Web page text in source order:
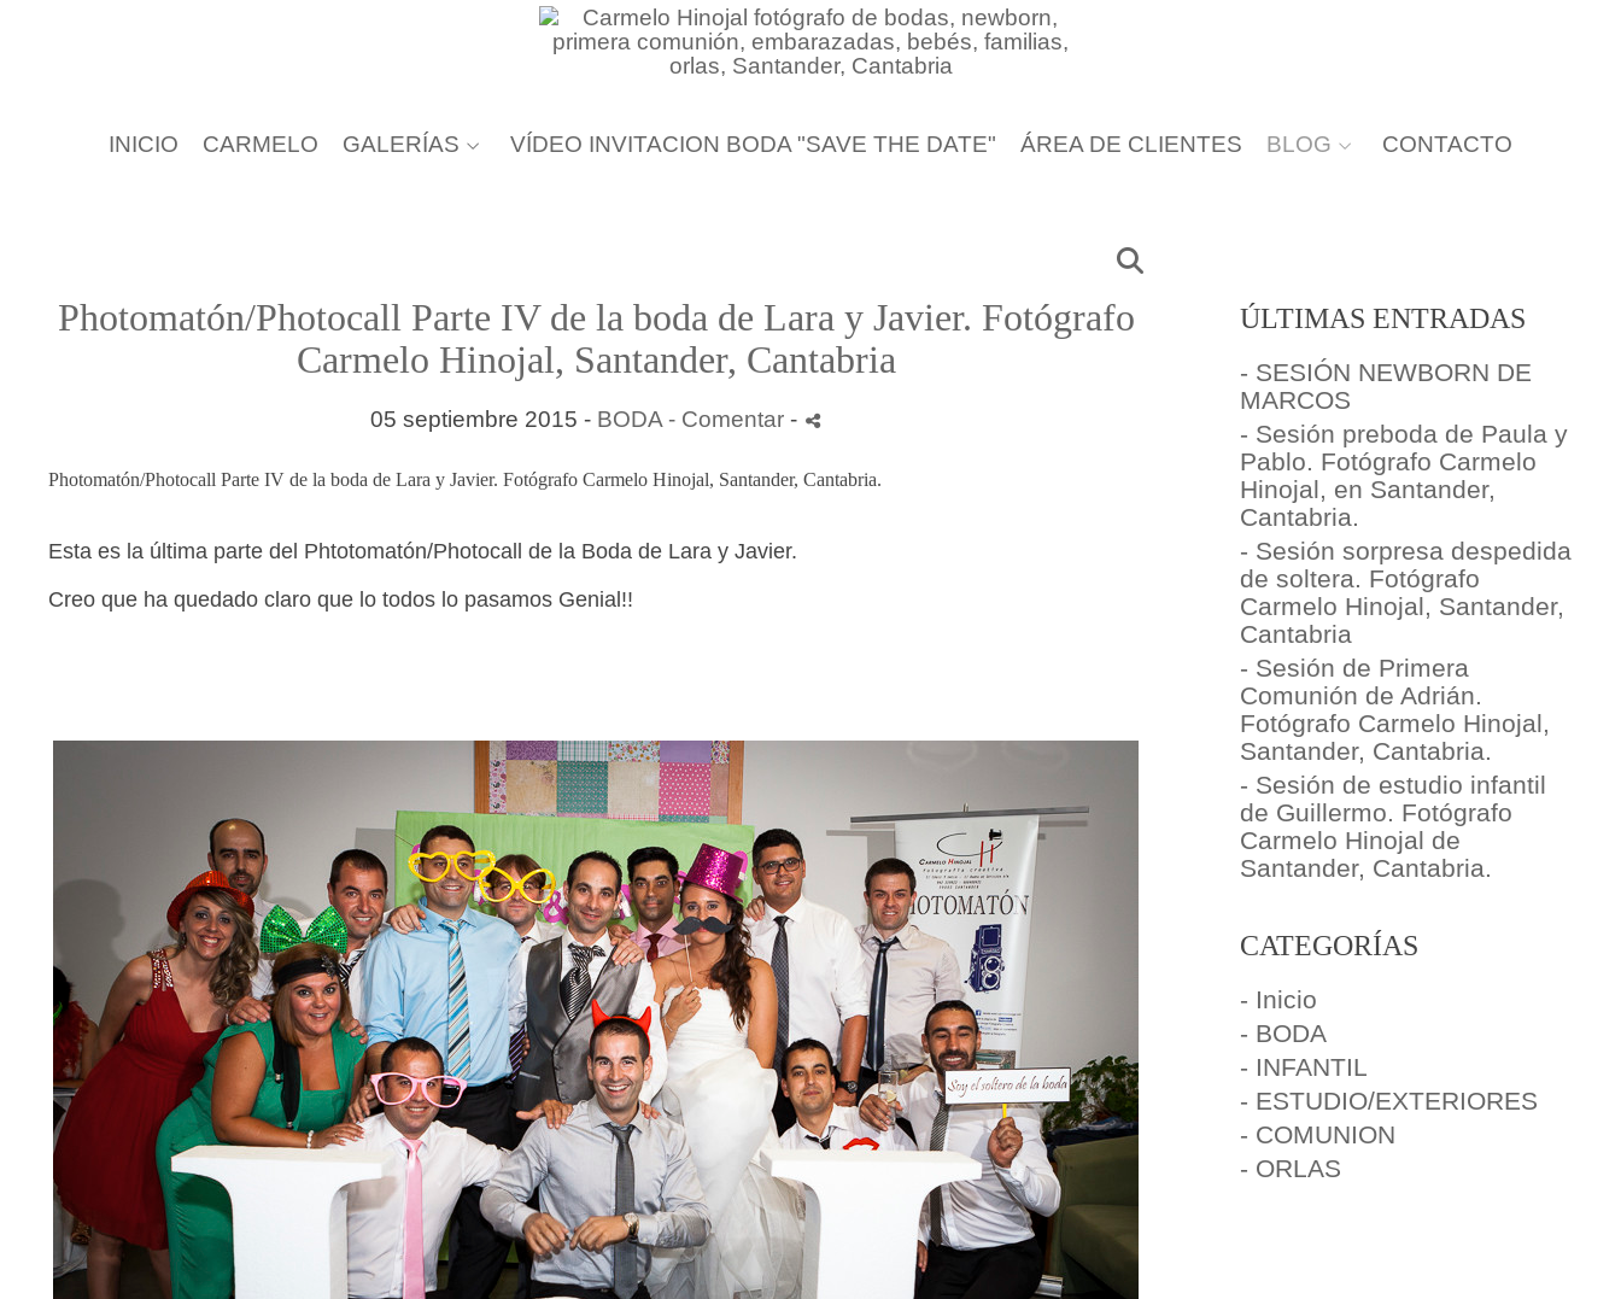
INICIO CARMELO GALERÍAS VÍDEO INVITACION BODA "SAVE THE DATE" ÁREA DE CLIENTES BLOG CONTACTO
Photomatón/Photocall Parte IV de la boda de Lara y Javier. Fotógrafo
Carmelo Hinojal, Santander, Cantabria
05 septiembre 2015 - BODA - Comentar -
Photomatón/Photocall Parte IV de la boda de Lara y Javier. Fotógrafo Carmelo Hinojal, Santander, Cantabria.
Esta es la última parte del Phtotomatón/Photocall de la Boda de Lara y Javier.
Creo que ha quedado claro que lo todos lo pasamos Genial!!
ÚLTIMAS ENTRADAS
- SESIÓN NEWBORN DE
MARCOS
- Sesión preboda de Paula y
Pablo. Fotógrafo Carmelo
Hinojal, en Santander,
Cantabria.
- Sesión sorpresa despedida
de soltera. Fotógrafo
Carmelo Hinojal, Santander,
Cantabria
- Sesión de Primera
Comunión de Adrián.
Fotógrafo Carmelo Hinojal,
Santander, Cantabria.
- Sesión de estudio infantil
de Guillermo. Fotógrafo
Carmelo Hinojal de
Santander, Cantabria.
CATEGORÍAS
- Inicio
- BODA
- INFANTIL
- ESTUDIO/EXTERIORES
- COMUNION
- ORLAS